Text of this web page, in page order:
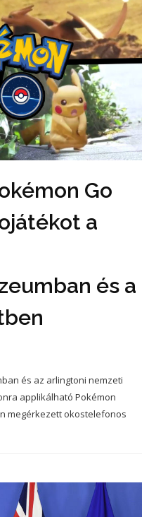
Go
a
és a
és az arlingtoni nemzeti
applikálható Pokémon
megérkezett okostelefonos